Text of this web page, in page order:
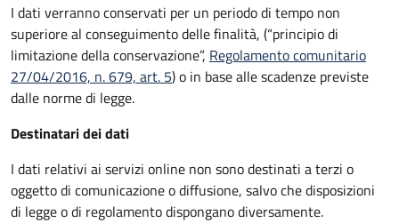
I dati verranno conservati per un periodo di tempo non
superiore al conseguimento delle finalità, (“principio di
limitazione della conservazione”, Regolamento comunitario
27/04/2016, n. 679, art. 5) o in base alle scadenze previste
dalle norme di legge.
Destinatari dei dati
I dati relativi ai servizi online non sono destinati a terzi o
oggetto di comunicazione o diffusione, salvo che disposizioni
di legge o di regolamento dispongano diversamente.